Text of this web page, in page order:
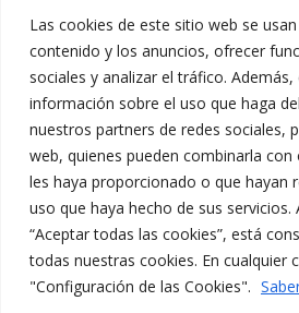
Las cookies de este sitio web se
contenido y los anuncios, ofrecer
sociales y analizar el tráfico.
información sobre el uso que haga
nuestros partners de redes sociales,
web, quienes pueden combinarla
les haya proporcionado o que hayan
uso que haya hecho de sus servicios.
“Aceptar todas las cookies”, está
todas nuestras cookies. En cualquier
"Configuración de las Cookies".
Aviso Legal y Política de
Política de Cookies